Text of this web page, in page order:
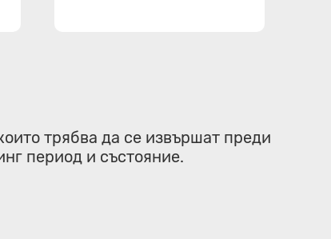
трябва да се извършат преди
период и състояние.